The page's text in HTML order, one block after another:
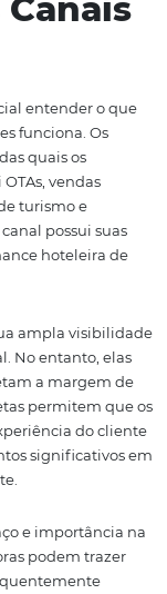
a
cada centavo
desejado.
da
la em
é crucial
deles funciona.
das quais os
inclui OTAs,
de turismo e
Cada canal possui